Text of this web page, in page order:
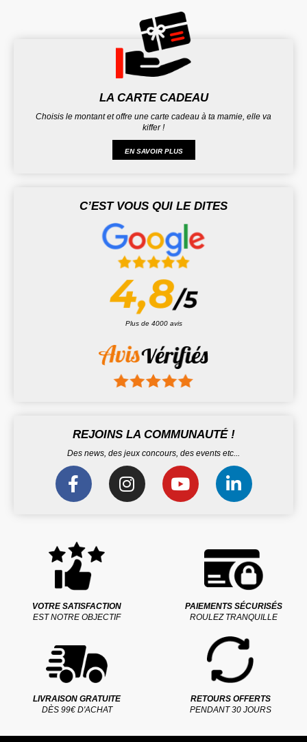
LA CARTE CADEAU
Choisis le montant et offre une carte cadeau à ta mamie, elle va
kiffer !
EN SAVOIR PLUS
C’EST VOUS QUI LE DITES
Plus de 4000 avis
REJOINS LA COMMUNAUTÉ !
Des news, des jeux concours, des events etc...
VOTRE SATISFACTION
EST NOTRE OBJECTIF
PAIEMENTS SÉCURISÉS
ROULEZ TRANQUILLE
LIVRAISON GRATUITE
DÈS 99€ D'ACHAT
RETOURS OFFERTS
PENDANT 30 JOURS